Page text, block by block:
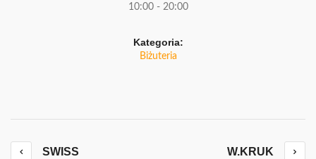
10:00 - 20:00
Kategoria:
Biżuteria
SWISS W.KRUK